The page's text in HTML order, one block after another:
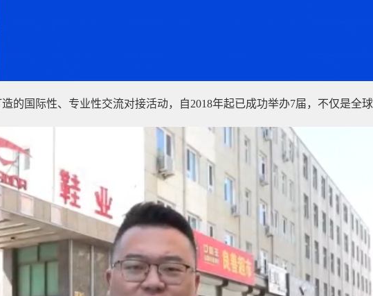
的国际性、专业性交流对接活动，自2018年起已成功举办7届，不仅是全